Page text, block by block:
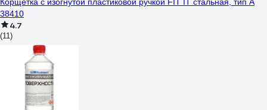
Корщетка с изогнутой пластиковой ручкой FIT IT стальная, тип А
38410
4.7
(11)